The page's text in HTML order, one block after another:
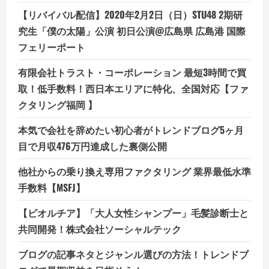
【リバイバル配信】2020年2月2日（日）STU48 2期研
究生「僕の太陽」公演 初日公演@広島県 広島港 国際
フェリーポート
有限会社トラスト・コーポレーション 最短3時間で買
取！低手数料！西日本エリアに特化、全国対応【ファ
クタリング福岡 】
本気で会社を辞めたい初心者がトレンドブログ5ヶ月
目で月収476万円達成した裏側公開
他社からの乗り換え専用ファクタリング 業界最低水準
手数料【MSFJ】
【ビオルチア】「大人女性シャンプー」毛髪診断士と
共同開発！株式会社ソーシャルテック
ブログの記事ネタとジャンル選びの方法！トレンドブ